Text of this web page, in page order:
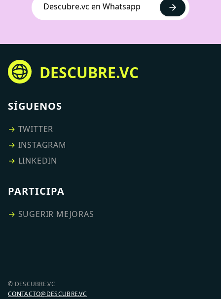
Descubre.vc en Whatsapp
DESCUBRE.VC
SÍGUENOS
→ TWITTER
→ INSTAGRAM
→ LINKEDIN
PARTICIPA
→ SUGERIR MEJORAS
© DESCUBRE.VC
CONTACTO@DESCUBRE.VC